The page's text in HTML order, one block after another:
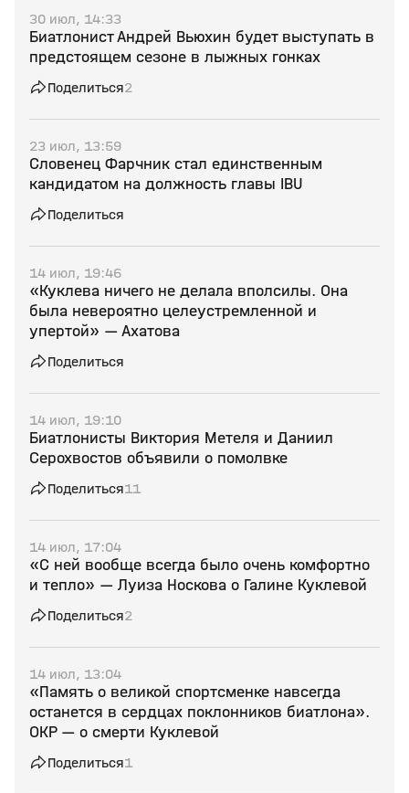
30 июл, 14:33
Биатлонист Андрей Вьюхин будет выступать в
предстоящем сезоне в лыжных гонках
Поделиться2
23 июл, 13:59
Словенец Фарчник стал единственным
кандидатом на должность главы IBU
Поделиться
14 июл, 19:46
«Куклева ничего не делала вполсилы. Она
была невероятно целеустремленной и
упертой» — Ахатова
Поделиться
14 июл, 19:10
Биатлонисты Виктория Метеля и Даниил
Серохвостов объявили о помолвке
Поделиться11
14 июл, 17:04
«С ней вообще всегда было очень комфортно
и тепло» — Луиза Носкова о Галине Куклевой
Поделиться2
14 июл, 13:04
«Память о великой спортсменке навсегда
останется в сердцах поклонников биатлона».
ОКР — о смерти Куклевой
Поделиться1